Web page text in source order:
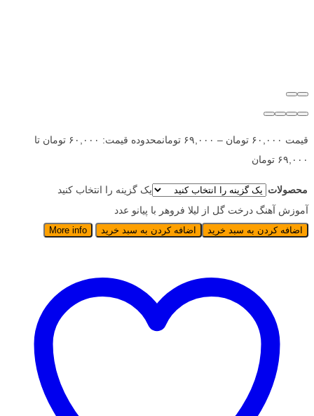
قیمت ۶۰,۰۰۰ تومان – ۶۹,۰۰۰ تومان
محدوده قیمت: ۶۰,۰۰۰ تومان تا
۶۹,۰۰۰ تومان
محصولات
یک گزینه را انتخاب کنید
آموزش آهنگ درخت گل از لیلا فروهر با پیانو عدد
اضافه کردن به سبد خرید اضافه کردن به سبد خرید More info